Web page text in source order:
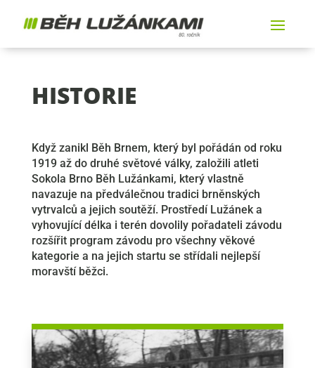
HISTORIE
Když zanikl Běh Brnem, který byl pořádán od roku
1919 až do druhé světové války, založili atleti
Sokola Brno Běh Lužánkami, který vlastně
navazuje na předválečnou tradici brněnských
vytrvalců a jejich soutěží. Prostředí Lužánek a
vyhovující délka i terén dovolily pořadateli závodu
rozšířit program závodu pro všechny věkové
kategorie a na jejich startu se střídali nejlepší
moravští běžci.